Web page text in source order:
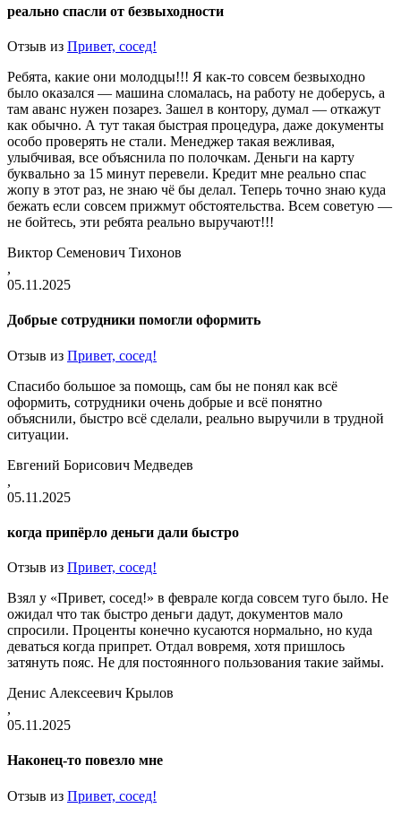
реально спасли от безвыходности
Отзыв из Привет, сосед!
Ребята, какие они молодцы!!! Я как-то совсем безвыходно
было оказался — машина сломалась, на работу не доберусь, а
там аванс нужен позарез. Зашел в контору, думал — откажут
как обычно. А тут такая быстрая процедура, даже документы
особо проверять не стали. Менеджер такая вежливая,
улыбчивая, все объяснила по полочкам. Деньги на карту
буквально за 15 минут перевели. Кредит мне реально спас
жопу в этот раз, не знаю чё бы делал. Теперь точно знаю куда
бежать если совсем прижмут обстоятельства. Всем советую —
не бойтесь, эти ребята реально выручают!!!
Виктор Семенович Тихонов
,
05.11.2025
Добрые сотрудники помогли оформить
Отзыв из Привет, сосед!
Спасибо большое за помощь, сам бы не понял как всё
оформить, сотрудники очень добрые и всё понятно
объяснили, быстро всё сделали, реально выручили в трудной
ситуации.
Евгений Борисович Медведев
,
05.11.2025
когда припёрло деньги дали быстро
Отзыв из Привет, сосед!
Взял у «Привет, сосед!» в феврале когда совсем туго было. Не
ожидал что так быстро деньги дадут, документов мало
спросили. Проценты конечно кусаются нормально, но куда
деваться когда припрет. Отдал вовремя, хотя пришлось
затянуть пояс. Не для постоянного пользования такие займы.
Денис Алексеевич Крылов
,
05.11.2025
Наконец-то повезло мне
Отзыв из Привет, сосед!